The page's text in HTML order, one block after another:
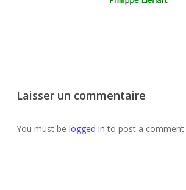
Laisser un commentaire
You must be logged in to post a comment.